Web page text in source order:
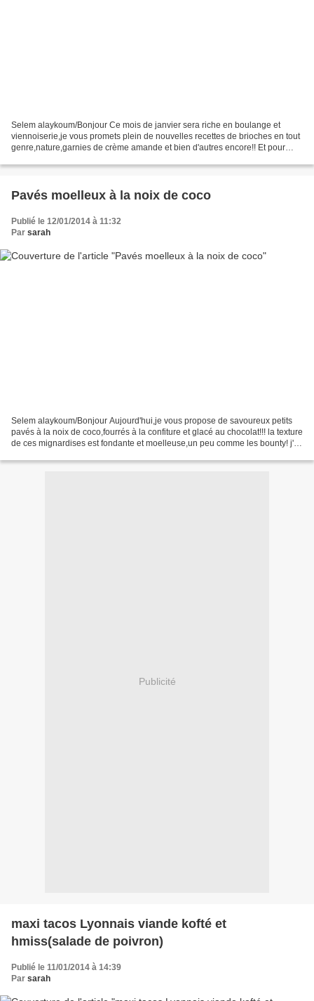
Selem alaykoum/Bonjour Ce mois de janvier sera riche en boulange et
viennoiserie,je vous promets plein de nouvelles recettes de brioches en tout
genre,nature,garnies de crème amande et bien d'autres encore!! Et pour
Pavés moelleux à la noix de coco
Publié le 12/01/2014 à 11:32
Par sarah
Selem alaykoum/Bonjour Aujourd'hui,je vous propose de savoureux petits
pavés à la noix de coco,fourrés à la confiture et glacé au chocolat!!! la texture
de ces mignardises est fondante et moelleuse,un peu comme les bounty! j'ai
Publicité
maxi tacos Lyonnais viande kofté et
hmiss(salade de poivron)
Publié le 11/01/2014 à 14:39
Par sarah